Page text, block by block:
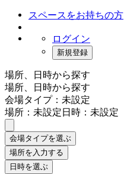
スペースをお持ちの方
ログイン
新規登録
場所、日時から探す
場所、日時から探す
会場タイプ：未設定
場所：未設定日時：未設定
会場タイプを選ぶ
場所を入力する
日時を選ぶ